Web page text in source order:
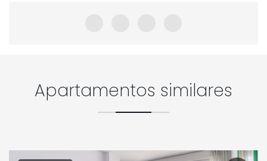
Apartamentos similares